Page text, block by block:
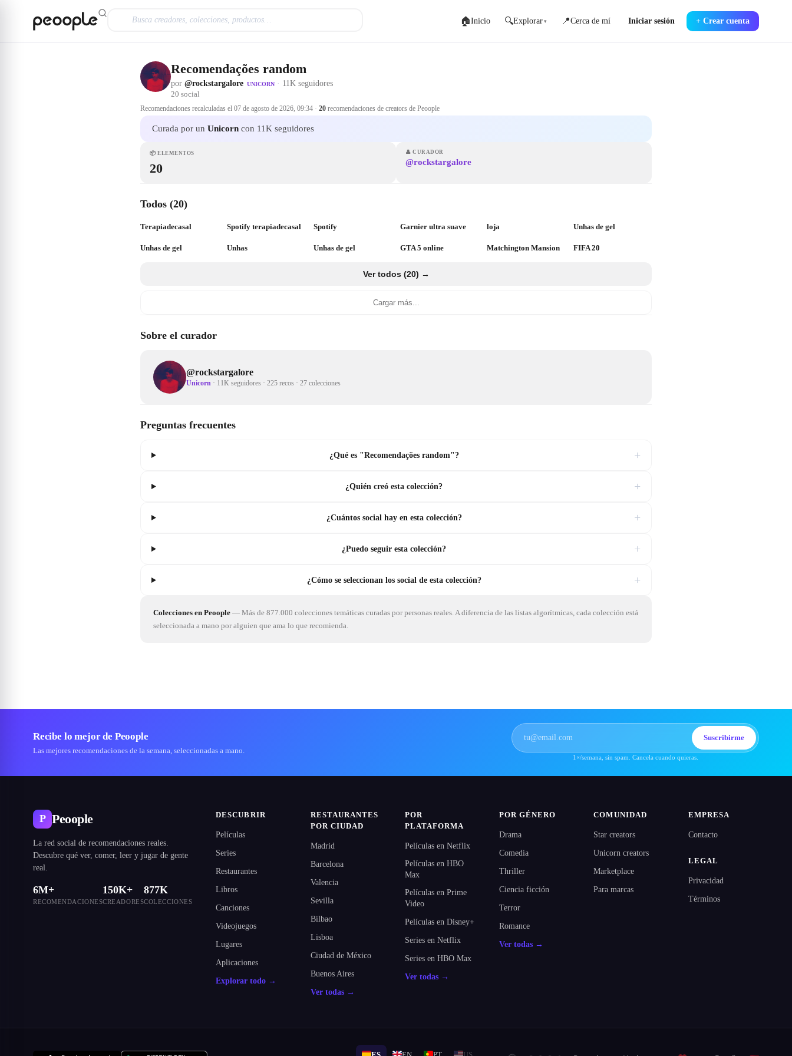
🏠Inicio 🔍Explorar ▾ 📍Cerca de mí Iniciar sesión + Crear cuenta
Recomendações random
por @rockstargalore UNICORN · 11K seguidores
20 social
Recomendaciones recalculadas el 07 de agosto de 2026, 09:34 · 20 recomendaciones de creators de Peoople
Curada por un Unicorn con 11K seguidores
📦 ELEMENTOS
20
👤 CURADOR
@rockstargalore
Todos (20)
Terapiadecasal Spotify terapiadecasal Spotify Garnier ultra suave loja Unhas de gel
Unhas de gel Unhas Unhas de gel GTA 5 online Matchington Mansion FIFA 20
Ver todos (20) →
Cargar más...
Sobre el curador
@rockstargalore
Unicorn · 11K seguidores · 225 recos · 27 colecciones
Preguntas frecuentes
¿Qué es "Recomendações random"? +
¿Quién creó esta colección? +
¿Cuántos social hay en esta colección? +
¿Puedo seguir esta colección? +
¿Cómo se seleccionan los social de esta colección? +
Colecciones en Peoople — Más de 877.000 colecciones temáticas curadas por personas reales. A diferencia de las listas algorítmicas, cada colección está
seleccionada a mano por alguien que ama lo que recomienda.
Recibe lo mejor de Peoople
Las mejores recomendaciones de la semana, seleccionadas a mano.
Suscribirme
1×/semana, sin spam. Cancela cuando quieras.
P Peoople
La red social de recomendaciones reales.
Descubre qué ver, comer, leer y jugar de gente
real.
6M+
RECOMENDACIONES
150K+
CREADORES
877K
COLECCIONES
DESCUBRIR
Películas
Series
Restaurantes
Libros
Canciones
Videojuegos
Lugares
Aplicaciones
Explorar todo →
RESTAURANTES
POR CIUDAD
Madrid
Barcelona
Valencia
Sevilla
Bilbao
Lisboa
Ciudad de México
Buenos Aires
Ver todas →
POR
PLATAFORMA
Películas en Netflix
Películas en HBO
Max
Películas en Prime
Video
Películas en Disney+
Series en Netflix
Series en HBO Max
Ver todas →
POR GÉNERO
Drama
Comedia
Thriller
Ciencia ficción
Terror
Romance
Ver todas →
COMUNIDAD
Star creators
Unicorn creators
Marketplace
Para marcas
EMPRESA
Contacto
LEGAL
Privacidad
Términos
ES EN PT US